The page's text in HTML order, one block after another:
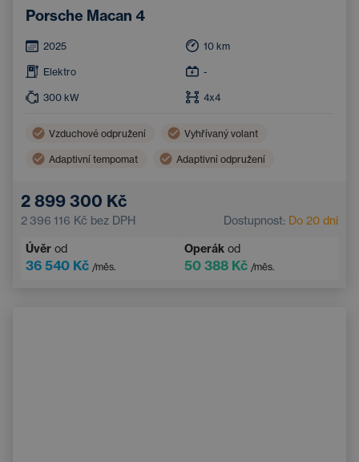
Porsche Macan 4
2025 10 km
Elektro -
300 kW 4x4
Vzduchové odpružení Vyhřívaný volant
Adaptivní tempomat Adaptivní odpružení
LED světlomety
Parkovací kamera
2 899 300 Kč
2 396 116 Kč bez DPH Dostupnost: Do 20 dní
Úvěr od
36 540 Kč /měs.
Operák od
50 388 Kč /měs.